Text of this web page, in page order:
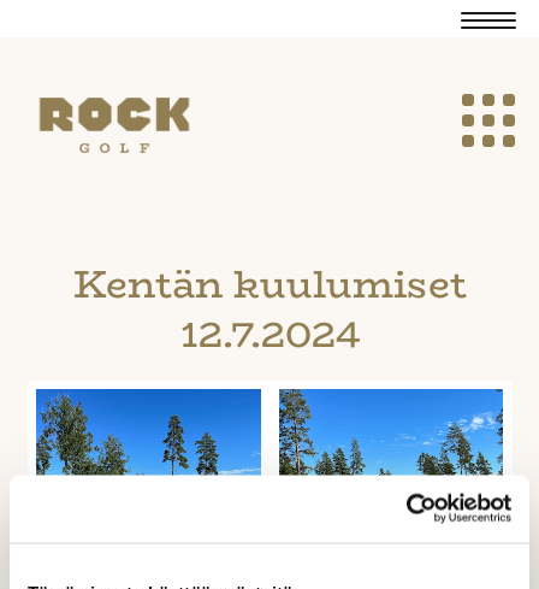
Kentän kuulumiset
12.7.2024